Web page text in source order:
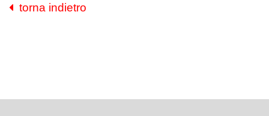
torna indietro